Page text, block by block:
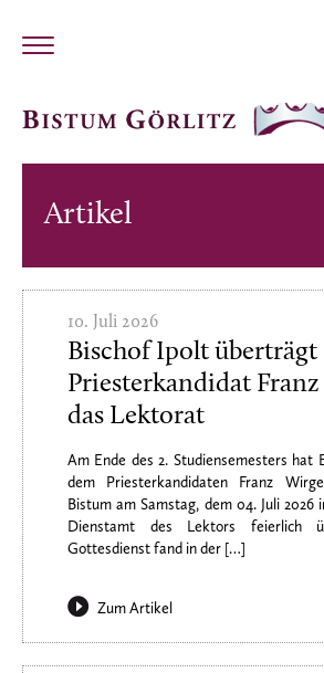
Artikel
10. Juli 2026
Bischof Ipolt überträgt
Priesterkandidat
das Lektorat
Am Ende des 2. Studiensemesters hat
dem Priesterkandidaten Franz
Bistum am Samstag, dem 04. Juli 2026
Dienstamt des Lektors feierlich
Gottesdienst fand in der […]
Zum Artikel